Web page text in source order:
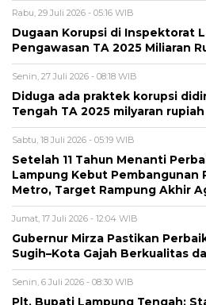
Rabu, 29 Juli 2026 - 05:16 WIB
Dugaan Korupsi di Inspektorat
Pengawasan TA 2025 Miliaran
Senin, 27 Juli 2026 - 08:18 WIB
Diduga ada praktek korupsi
Tengah TA 2025 milyaran rupiah
Sabtu, 18 Juli 2026 - 05:19 WIB
Setelah 11 Tahun Menanti
Lampung Kebut Pembangunan
Metro, Target Rampung Akhir
Jumat, 17 Juli 2026 - 12:04 WIB
Gubernur Mirza Pastikan
Sugih–Kota Gajah Berkualitas
Senin, 6 Juli 2026 - 08:30 WIB
Plt. Bupati Lampung Tengah: